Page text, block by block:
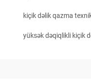
kiçik dəlik qazma
yüksək dəqiqlikli kiçik